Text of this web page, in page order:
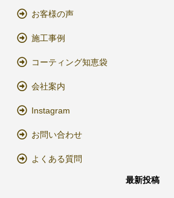
お客様の声
施工事例
コーティング知恵袋
会社案内
Instagram
お問い合わせ
よくある質問
最新投稿